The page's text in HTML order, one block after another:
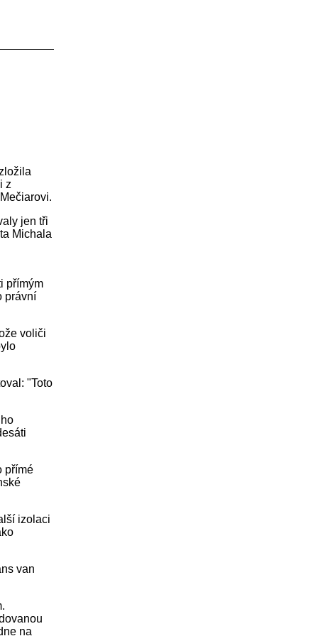
z
jen tři
Michala
přímým
právní
voliči
"Toto
přímé
izolaci
van
na